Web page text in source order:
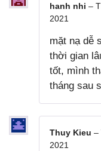
hanh nhi –
2021
mặt nạ dễ
thời gian
tốt, mình
tháng sau
Thuy Kieu –
2021